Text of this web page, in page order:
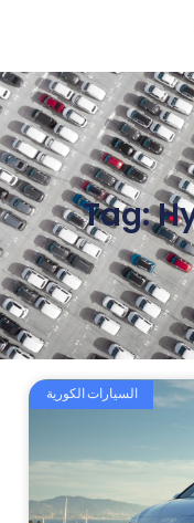
Tag:
السيارات الكورية